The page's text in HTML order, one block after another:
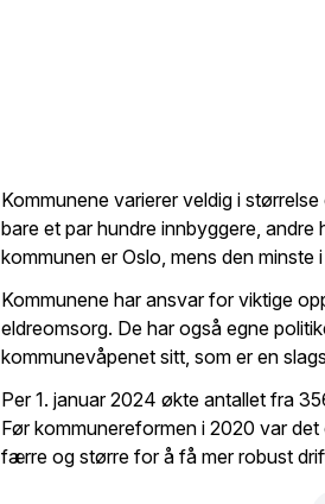
Kommunene varierer veldig i
bare et par hundre innbyggere,
kommunen er Oslo, mens den minste
Kommunene har ansvar for viktige
eldreomsorg. De har også egne
kommunevåpenet sitt, som er en
Per 1. januar 2024 økte antallet fra
Før kommunereformen i 2020 var
færre og større for å få mer robust